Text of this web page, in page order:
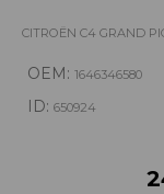
CITROËN C4 GRAND
OEM: 1646346580
ID: 650924